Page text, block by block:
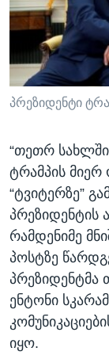
ᲡᲢᲣᲓᲘᲐ
ᲔᲙᲝᲜᲝᲛᲘᲙᲐ
ᲯᲐᲜᲛᲠᲗᲔᲚᲝᲑᲐ
ᲛᲔᲪᲜᲘᲔᲠᲔᲑᲐ
ᲘᲜᲢᲔᲠᲕᲘᲣ
ᲒᲐᲚᲘᲚᲔᲝ
Learning
ᲗᲕᲐᲚᲘ
ენები
პრეზიდენტი
“თეთრ
ტრამპის
“ტვიტერზე”
პრეზიდენტის
რამდენიმე
პოსტზე
პრეზიდენტმა
ენტონი
იყო.